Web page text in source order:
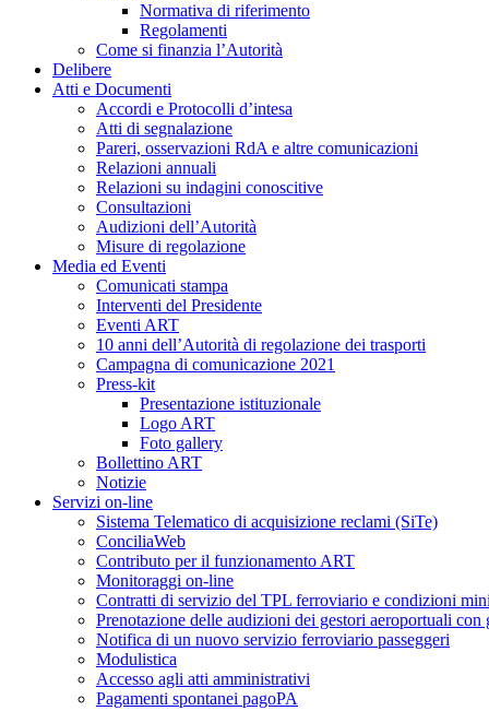
Normativa di riferimento
Regolamenti
Come si finanzia l’Autorità
Delibere
Atti e Documenti
Accordi e Protocolli d’intesa
Atti di segnalazione
Pareri, osservazioni RdA e altre comunicazioni
Relazioni annuali
Relazioni su indagini conoscitive
Consultazioni
Audizioni dell’Autorità
Misure di regolazione
Media ed Eventi
Comunicati stampa
Interventi del Presidente
Eventi ART
10 anni dell’Autorità di regolazione dei trasporti
Campagna di comunicazione 2021
Press-kit
Presentazione istituzionale
Logo ART
Foto gallery
Bollettino ART
Notizie
Servizi on-line
Sistema Telematico di acquisizione reclami (SiTe)
ConciliaWeb
Contributo per il funzionamento ART
Monitoraggi on-line
Contratti di servizio del TPL ferroviario e condizioni
Prenotazione delle audizioni dei gestori aeroportuali con
Notifica di un nuovo servizio ferroviario passeggeri
Modulistica
Accesso agli atti amministrativi
Pagamenti spontanei pagoPA